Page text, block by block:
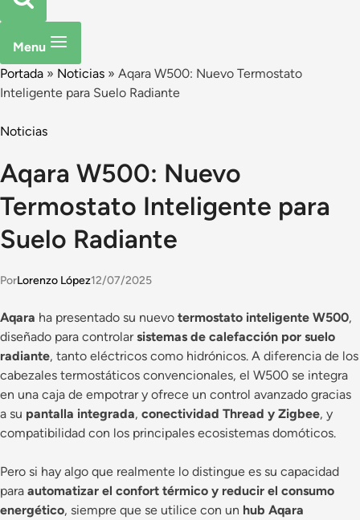
Menu
Portada » Noticias » Aqara W500: Nuevo Termostato
Inteligente para Suelo Radiante
Noticias
Aqara W500: Nuevo
Termostato Inteligente para
Suelo Radiante
PorLorenzo López12/07/2025
Aqara ha presentado su nuevo termostato inteligente W500,
diseñado para controlarsistemas de calefacción por suelo
radiante, tanto eléctricos como hidrónicos. A diferencia de los
cabezales termostáticos convencionales, el W500 se integra
en una caja de empotrar y ofrece un control avanzado gracias
a su pantalla integrada, conectividad Thread y Zigbee, y
compatibilidad con los principales ecosistemas domóticos.
Pero si hay algo que realmente lo distingue es su capacidad
para automatizar el confort térmico y reducir el consumo
energético, siempre que se utilice con un hub Aqara